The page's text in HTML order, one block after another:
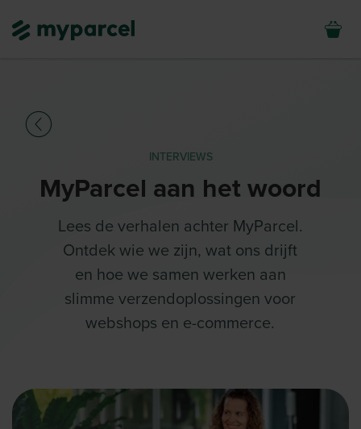
INTERVIEWS
MyParcel aan het woord
Lees de verhalen achter MyParcel.
Ontdek wie we zijn, wat ons drijft
en hoe we samen werken aan
slimme verzendoplossingen voor
webshops en e-commerce.